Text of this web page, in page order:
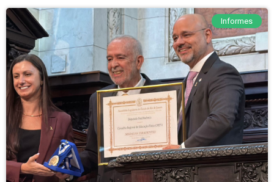
Informes